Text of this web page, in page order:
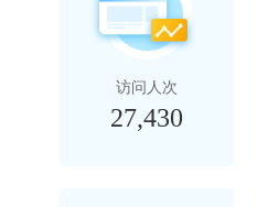
访问人次
27,430